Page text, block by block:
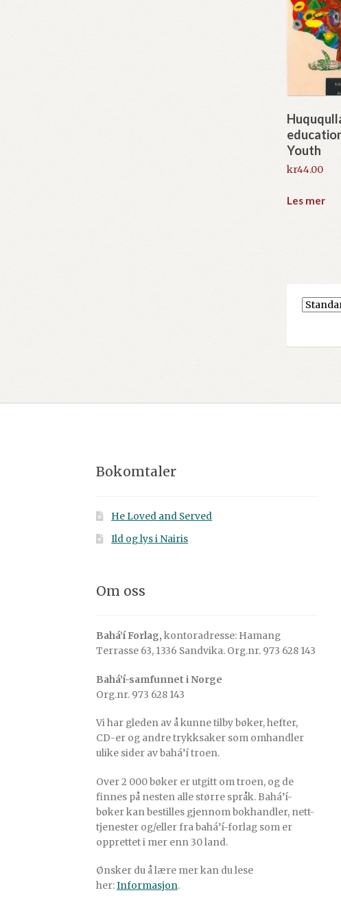
Youth
kr44.00
Les mer
Bokomtaler
He Loved and Served
Ild og lys i Nairis
Om oss
Bahá’í Forlag, kontoradresse: Hamang
Terrasse 63, 1336 Sandvika. Org.nr. 973 628 143
Bahá’í-samfunnet i Norge
Org.nr. 973 628 143
Vi har gleden av å kunne tilby bøker, hefter,
CD-er og andre trykksaker som omhandler
ulike sider av bahá’í troen.
Over 2 000 bøker er utgitt om troen, og de
finnes på nesten alle større språk. Bahá’í-
bøker kan bestilles gjennom bokhandler, nett-
tjenester og/eller fra bahá’í-forlag som er
opprettet i mer enn 30 land.
Ønsker du å lære mer kan du lese
her:Informasjon.